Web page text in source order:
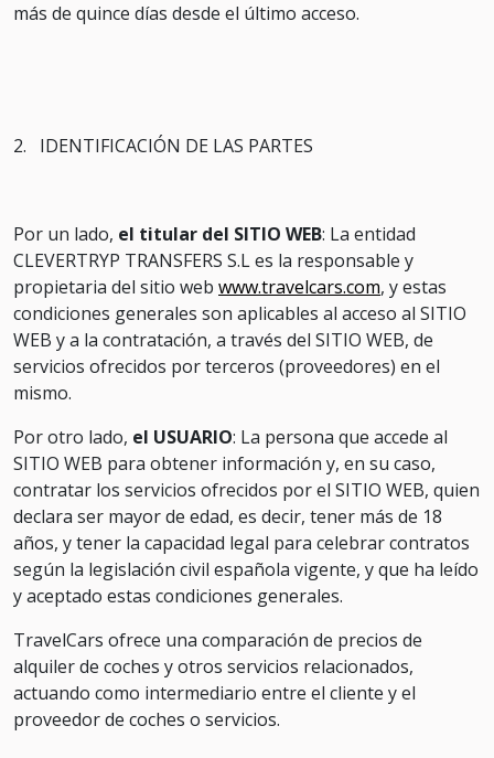
más de quince días desde el último acceso.
2. IDENTIFICACIÓN DE LAS PARTES
Por un lado, el titular del SITIO WEB: La entidad
CLEVERTRYP TRANSFERS S.L es la responsable y
propietaria del sitio web www.travelcars.com, y estas
condiciones generales son aplicables al acceso al SITIO
WEB y a la contratación, a través del SITIO WEB, de
servicios ofrecidos por terceros (proveedores) en el
mismo.
Por otro lado, el USUARIO: La persona que accede al
SITIO WEB para obtener información y, en su caso,
contratar los servicios ofrecidos por el SITIO WEB, quien
declara ser mayor de edad, es decir, tener más de 18
años, y tener la capacidad legal para celebrar contratos
según la legislación civil española vigente, y que ha leído
y aceptado estas condiciones generales.
TravelCars ofrece una comparación de precios de
alquiler de coches y otros servicios relacionados,
actuando como intermediario entre el cliente y el
proveedor de coches o servicios.